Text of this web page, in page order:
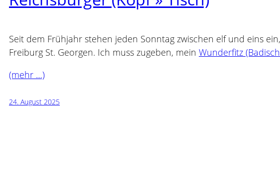
Seit dem Frühjahr stehen jeden Sonntag zwischen elf und eins
Freiburg St. Georgen. Ich muss zugeben, mein Wunderfitz
(mehr …)
24. August 2025